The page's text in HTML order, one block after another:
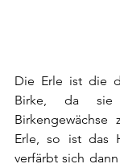
Die Erle ist die
Birke, da
Erle, so ist das
verfärbt sich